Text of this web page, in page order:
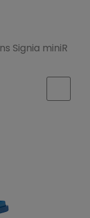
Signia miniR